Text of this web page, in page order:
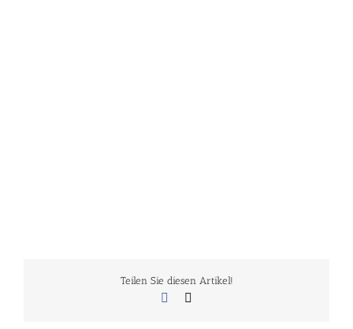
Teilen Sie diesen Artikel!
Facebook